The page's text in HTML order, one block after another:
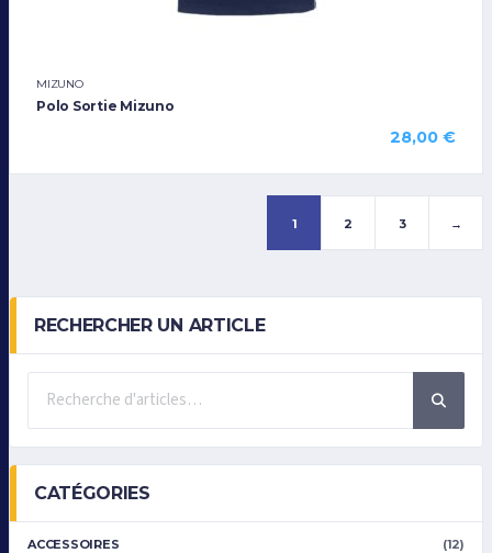
MIZUNO
Polo Sortie Mizuno
28,00 €
1 2 3 →
RECHERCHER UN ARTICLE
CATÉGORIES
ACCESSOIRES (12)